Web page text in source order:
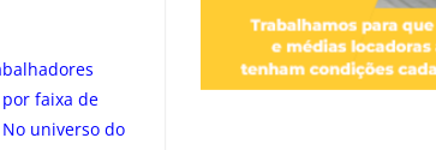
faixa de
universo do